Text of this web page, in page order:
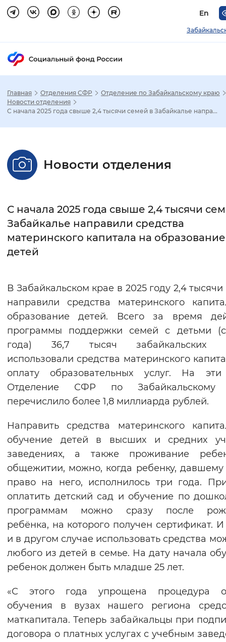
En
Настройка режима отображения
Стандартный Увеличенный
Интервал между буквами
Цвет сайта
Инверсивный
Синий фон
Изображения
Включены Выключены
Звуковой ассистент
Воспроизвести Остановить
Вернуть стандартные настройки
Главная Отделения СФР
Отделение по Забайкальскому краю
Новости отделения
С начала 2025 года свыше 2,4 тысячи семей в Забайкалье напра...
Новости отделения
С начала 2025 года свыше 2,4 тысячи
Забайкалье направили средства
материнского капитала на образование
детей
В Забайкальском крае в 2025 году 2,4
направили средства материнского
образование детей. Всего за время
программы поддержки семей с детьми
года) 36,7 тысяч забайкальских
использовали средства материнского
оплату образовательных услуг. На
Отделение СФР по Забайкальскому
перечислило более 1,8 миллиарда рублей.
Направить средства материнского
обучение детей в высших и средних
заведениях, а также проживание
общежитии, можно, когда ребенку, давшему
право на него, исполнилось три года.
оплатить детский сад и обучение по
программам можно сразу после
ребёнка, на которого получен сертификат.
и в другом случае использовать средства
любого из детей в семье. На дату начала
ребенок должен быть младше 25 лет.
«С этого года упрощена процедура
обучения в вузах нашего региона
маткапитала. Теперь забайкальцы при
договора о платных услугах с учебным